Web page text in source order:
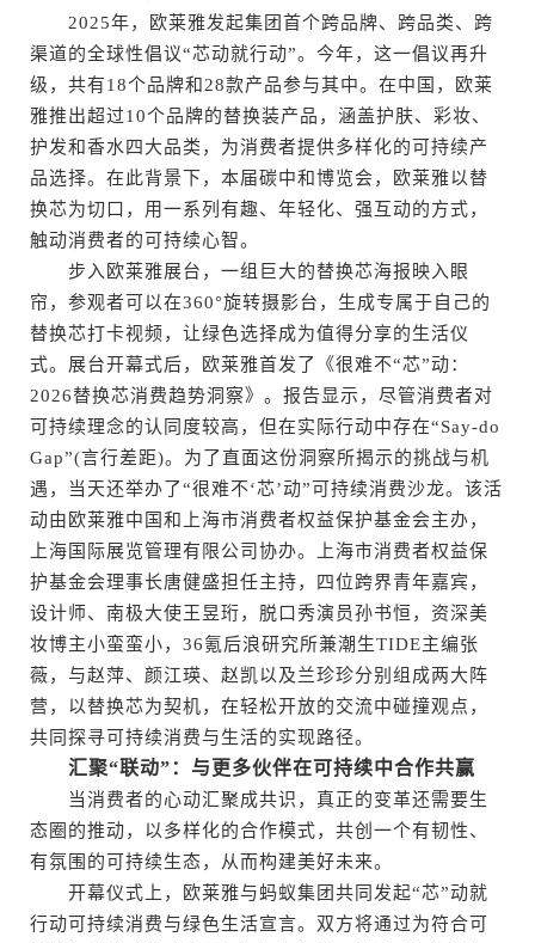
2025年，欧莱雅发起集团首个跨品牌、跨品类、跨
渠道的全球性倡议“芯动就行动”。今年，这一倡议再升
级，共有18个品牌和28款产品参与其中。在中国，欧莱
雅推出超过10个品牌的替换装产品，涵盖护肤、彩妆、
护发和香水四大品类，为消费者提供多样化的可持续产
品选择。在此背景下，本届碳中和博览会，欧莱雅以替
换芯为切口，用一系列有趣、年轻化、强互动的方式，
触动消费者的可持续心智。
步入欧莱雅展台，一组巨大的替换芯海报映入眼
帘，参观者可以在360°旋转摄影台，生成专属于自己的
替换芯打卡视频，让绿色选择成为值得分享的生活仪
式。展台开幕式后，欧莱雅首发了《很难不“芯”动：
2026替换芯消费趋势洞察》。报告显示，尽管消费者对
可持续理念的认同度较高，但在实际行动中存在“Say-do
Gap”(言行差距)。为了直面这份洞察所揭示的挑战与机
遇，当天还举办了“很难不‘芯’动”可持续消费沙龙。该活
动由欧莱雅中国和上海市消费者权益保护基金会主办，
上海国际展览管理有限公司协办。上海市消费者权益保
护基金会理事长唐健盛担任主持，四位跨界青年嘉宾，
设计师、南极大使王昱珩，脱口秀演员孙书恒，资深美
妆博主小蛮蛮小，36氪后浪研究所兼潮生TIDE主编张
薇，与赵萍、颜江瑛、赵凯以及兰珍珍分别组成两大阵
营，以替换芯为契机，在轻松开放的交流中碰撞观点，
共同探寻可持续消费与生活的实现路径。
汇聚“联动”：与更多伙伴在可持续中合作共赢
当消费者的心动汇聚成共识，真正的变革还需要生
态圈的推动，以多样化的合作模式，共创一个有韧性、
有氛围的可持续生态，从而构建美好未来。
开幕仪式上，欧莱雅与蚂蚁集团共同发起“芯”动就
行动可持续消费与绿色生活宣言。双方将通过为符合可